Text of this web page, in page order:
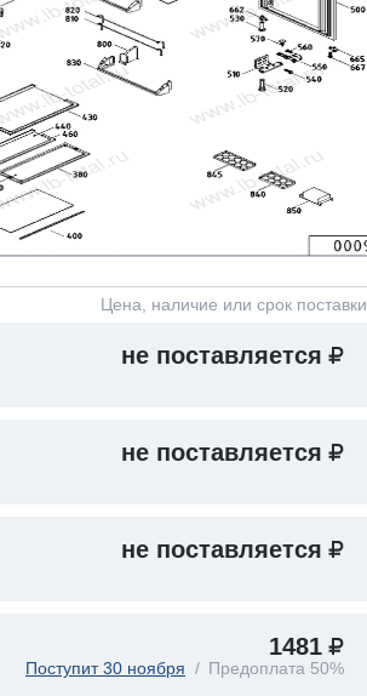
Цена, наличие или срок поставки
не поставляется
не поставляется
не поставляется
1481
Поступит 30 ноября Предоплата 50%